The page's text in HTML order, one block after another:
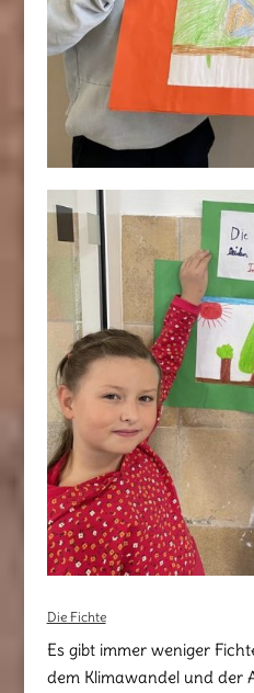
Die Fichte
Es gibt immer weniger
dem Klimawandel und der